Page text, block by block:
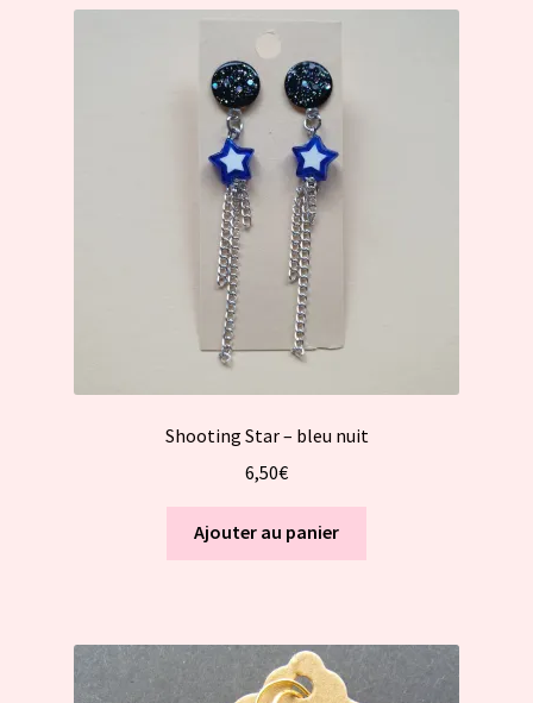
Shooting Star – bleu nuit
6,50€
Ajouter au panier